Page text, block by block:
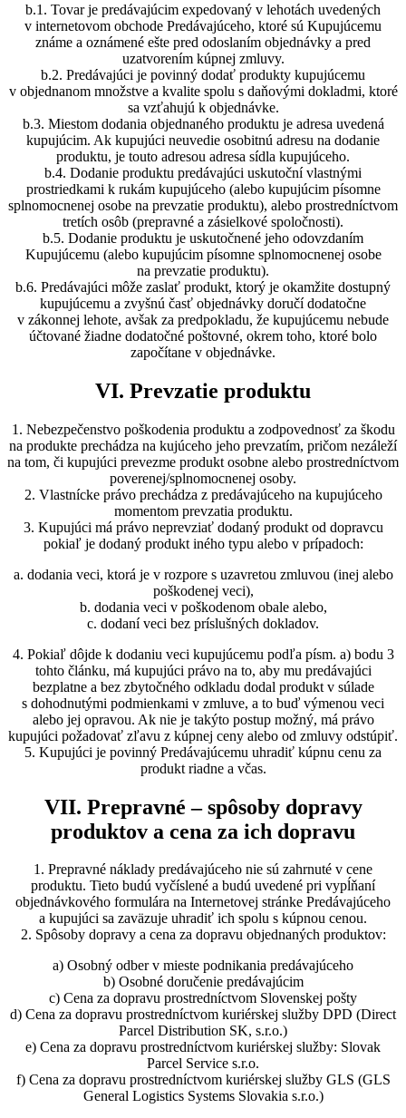
b.1. Tovar je predávajúcim expedovaný v lehotách uvedených
v internetovom obchode Predávajúceho, ktoré sú Kupujúcemu
známe a oznámené ešte pred odoslaním objednávky a pred
uzatvorením kúpnej zmluvy.
b.2. Predávajúci je povinný dodať produkty kupujúcemu
v objednanom množstve a kvalite spolu s daňovými dokladmi, ktoré
sa vzťahujú k objednávke.
b.3. Miestom dodania objednaného produktu je adresa uvedená
kupujúcim. Ak kupujúci neuvedie osobitnú adresu na dodanie
produktu, je touto adresou adresa sídla kupujúceho.
b.4. Dodanie produktu predávajúci uskutoční vlastnými
prostriedkami k rukám kupujúceho (alebo kupujúcim písomne
splnomocnenej osobe na prevzatie produktu), alebo prostredníctvom
tretích osôb (prepravné a zásielkové spoločnosti).
b.5. Dodanie produktu je uskutočnené jeho odovzdaním
Kupujúcemu (alebo kupujúcim písomne splnomocnenej osobe
na prevzatie produktu).
b.6. Predávajúci môže zaslať produkt, ktorý je okamžite dostupný
kupujúcemu a zvyšnú časť objednávky doručí dodatočne
v zákonnej lehote, avšak za predpokladu, že kupujúcemu nebude
účtované žiadne dodatočné poštovné, okrem toho, ktoré bolo
započítane v objednávke.
VI. Prevzatie produktu
1. Nebezpečenstvo poškodenia produktu a zodpovednosť za škodu
na produkte prechádza na kujúceho jeho prevzatím, pričom nezáleží
na tom, či kupujúci prevezme produkt osobne alebo prostredníctvom
poverenej/splnomocnenej osoby.
2. Vlastnícke právo prechádza z predávajúceho na kupujúceho
momentom prevzatia produktu.
3. Kupujúci má právo neprevziať dodaný produkt od dopravcu
pokiaľ je dodaný produkt iného typu alebo v prípadoch:
a. dodania veci, ktorá je v rozpore s uzavretou zmluvou (inej alebo
poškodenej veci),
b. dodania veci v poškodenom obale alebo,
c. dodaní veci bez príslušných dokladov.
4. Pokiaľ dôjde k dodaniu veci kupujúcemu podľa písm. a) bodu 3
tohto článku, má kupujúci právo na to, aby mu predávajúci
bezplatne a bez zbytočného odkladu dodal produkt v súlade
s dohodnutými podmienkami v zmluve, a to buď výmenou veci
alebo jej opravou. Ak nie je takýto postup možný, má právo
kupujúci požadovať zľavu z kúpnej ceny alebo od zmluvy odstúpiť.
5. Kupujúci je povinný Predávajúcemu uhradiť kúpnu cenu za
produkt riadne a včas.
VII. Prepravné – spôsoby dopravy
produktov a cena za ich dopravu
1. Prepravné náklady predávajúceho nie sú zahrnuté v cene
produktu. Tieto budú vyčíslené a budú uvedené pri vypĺňaní
objednávkového formulára na Internetovej stránke Predávajúceho
a kupujúci sa zaväzuje uhradiť ich spolu s kúpnou cenou.
2. Spôsoby dopravy a cena za dopravu objednaných produktov:
a) Osobný odber v mieste podnikania predávajúceho
b) Osobné doručenie predávajúcim
c) Cena za dopravu prostredníctvom Slovenskej pošty
d) Cena za dopravu prostredníctvom kuriérskej služby DPD (Direct
Parcel Distribution SK, s.r.o.)
e) Cena za dopravu prostredníctvom kuriérskej služby: Slovak
Parcel Service s.r.o.
f) Cena za dopravu prostredníctvom kuriérskej služby GLS (GLS
General Logistics Systems Slovakia s.r.o.)